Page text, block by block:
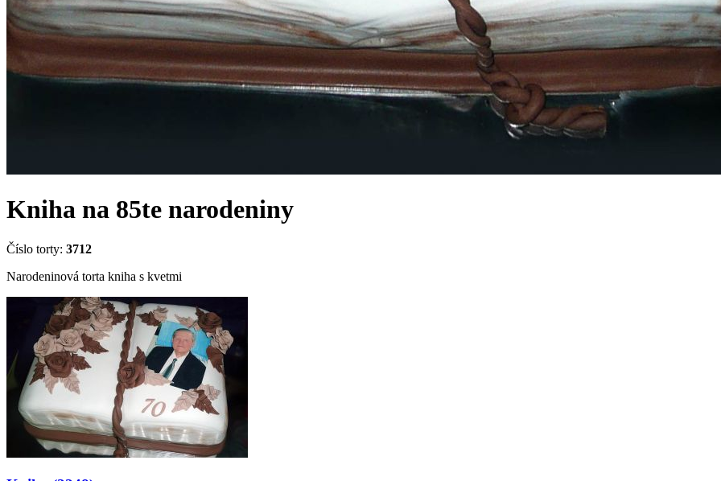
Kniha na 85te narodeniny
Číslo torty: 3712
Narodeninová torta kniha s kvetmi